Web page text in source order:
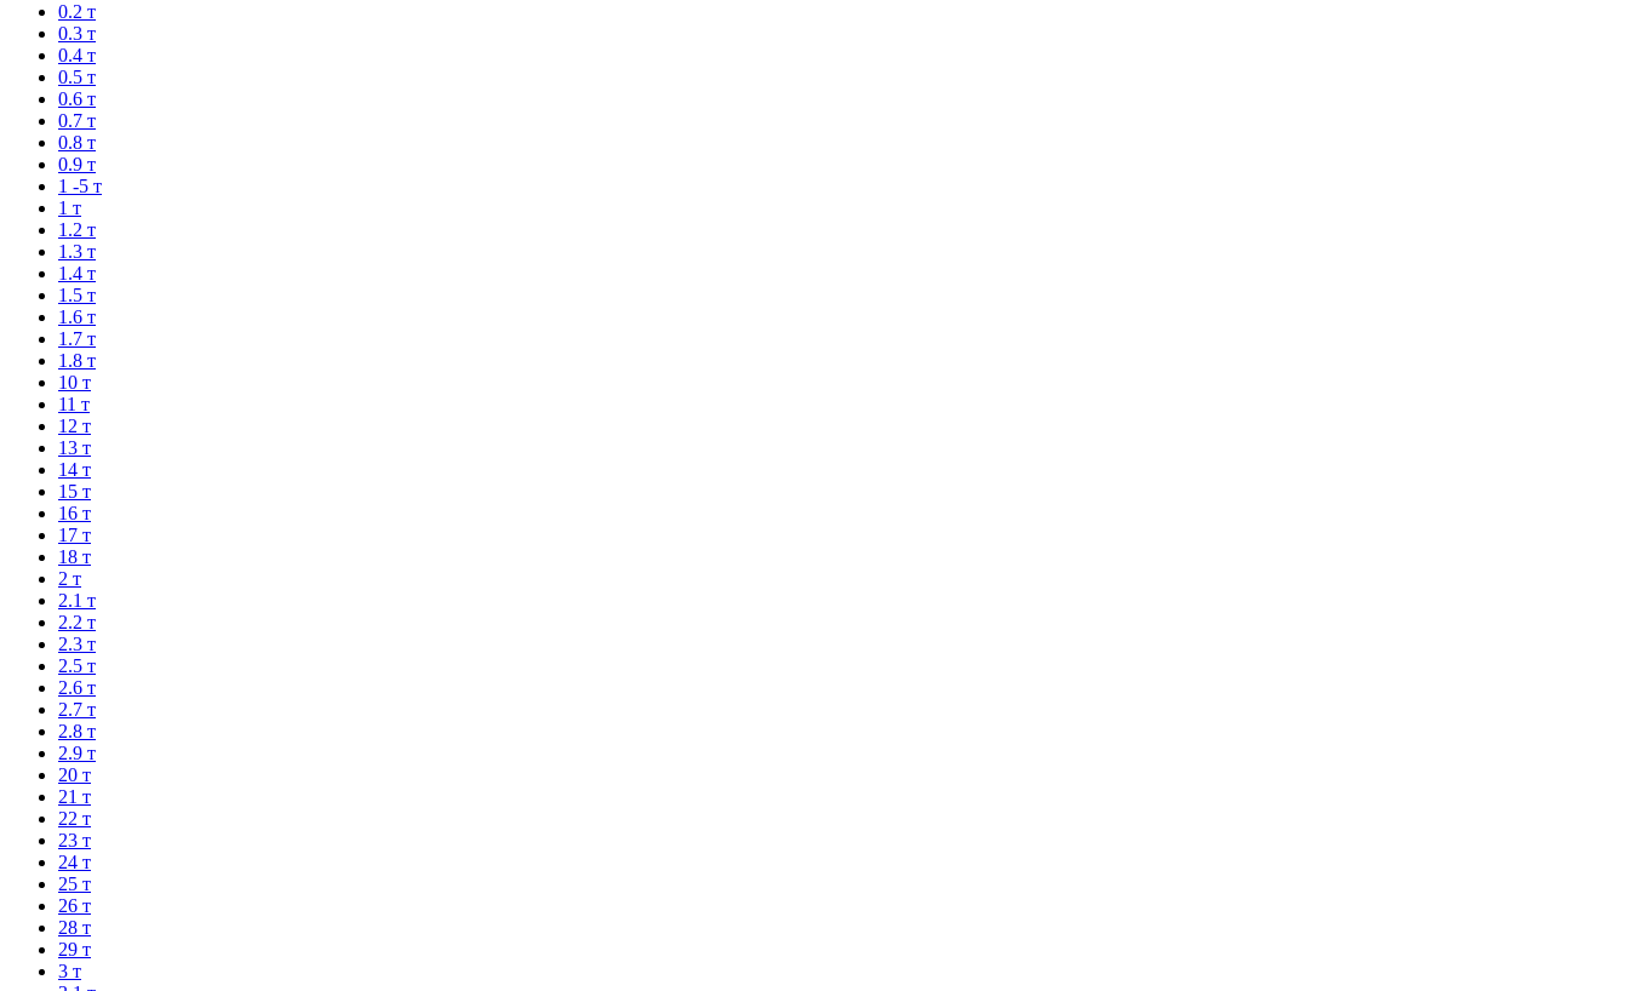
0.2 т
0.3 т
0.4 т
0.5 т
0.6 т
0.7 т
0.8 т
0.9 т
1 -5 т
1 т
1.2 т
1.3 т
1.4 т
1.5 т
1.6 т
1.7 т
1.8 т
10 т
11 т
12 т
13 т
14 т
15 т
16 т
17 т
18 т
2 т
2.1 т
2.2 т
2.3 т
2.5 т
2.6 т
2.7 т
2.8 т
2.9 т
20 т
21 т
22 т
23 т
24 т
25 т
26 т
28 т
29 т
3 т